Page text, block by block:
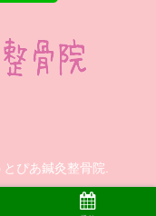
ぴあ鍼灸整骨院.